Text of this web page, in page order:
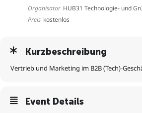
Organisator HUB31 Technologie- und
Preis kostenlos
Kurzbeschreibung
Vertrieb und Marketing im B2B (Tech)-
Event Details